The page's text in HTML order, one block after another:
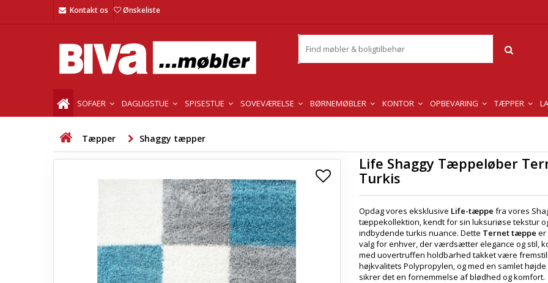
Kontakt os Ønskeliste
SOFAER DAGLIGSTUE SPISESTUE SOVEVÆRELSE BØRNEMØBLER KONTOR OPBEVARING TÆPPER
Tæpper Shaggy tæpper
Life Shaggy Tæppeløber
Turkis
Opdag vores eksklusive Life-tæppe fra vores
tæppekollektion, kendt for sin luksuriøse tekstur
indbydende turkis nuance. Dette Ternet tæppe er
valg for enhver, der værdsætter elegance og stil,
med uovertruffen holdbarhed takket være
højkvalitets Polypropylen, og med en samlet højde
sikrer det en fornemmelse af blødhed og komfort.